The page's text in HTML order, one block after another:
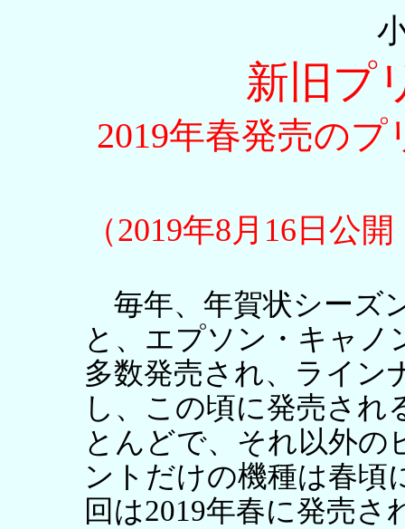
新旧プ
2019年春発売の
（2019年8月16日公
毎年、年賀状シーズ
と、エプソン・キャノ
多数発売され、ライン
し、この頃に発売され
とんどで、それ以外の
ントだけの機種は春頃
回は2019年春に発売